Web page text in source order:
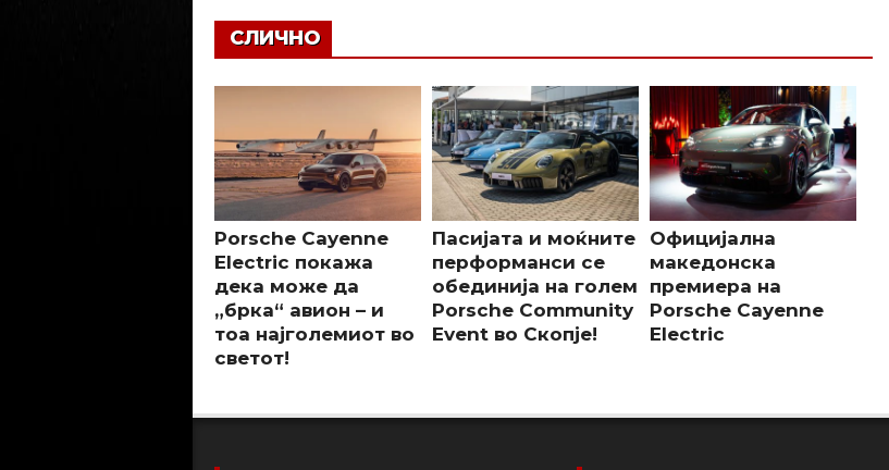
СЛИЧНО
Porsche Cayenne
Electric покажа
дека може да
„брка“ авион – и
тоа најголемиот во
светот!
Пасијата и моќните
перформанси се
обединија на голем
Porsche Community
Event во Скопје!
Официјална
македонска
премиера на
Porsche Cayenne
Electric